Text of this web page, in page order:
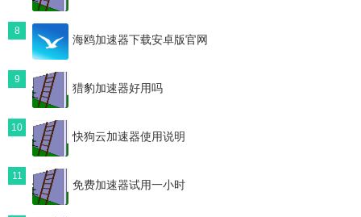
8
海鸥加速器下载安卓版官网
9
猎豹加速器好用吗
10
快狗云加速器使用说明
11
免费加速器试用一小时